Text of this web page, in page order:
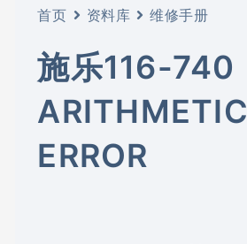
首页 资料库 维修手册
施乐116-740
ARITHMETIC
ERROR